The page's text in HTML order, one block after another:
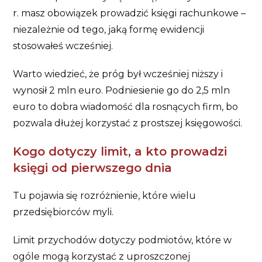
r. masz obowiązek prowadzić księgi rachunkowe –
niezależnie od tego, jaką formę ewidencji
stosowałeś wcześniej.
Warto wiedzieć, że próg był wcześniej niższy i
wynosił 2 mln euro. Podniesienie go do 2,5 mln
euro to dobra wiadomość dla rosnących firm, bo
pozwala dłużej korzystać z prostszej księgowości.
Kogo dotyczy limit, a kto prowadzi
księgi od pierwszego dnia
Tu pojawia się rozróżnienie, które wielu
przedsiębiorców myli.
Limit przychodów dotyczy podmiotów, które w
ogóle mogą korzystać z uproszczonej